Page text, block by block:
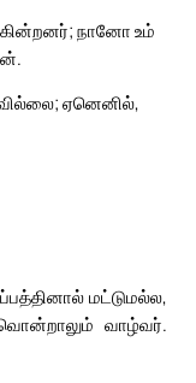
நானோ உம்
ஏனெனில்,
மட்டுமல்ல,
வாழ்வர்.